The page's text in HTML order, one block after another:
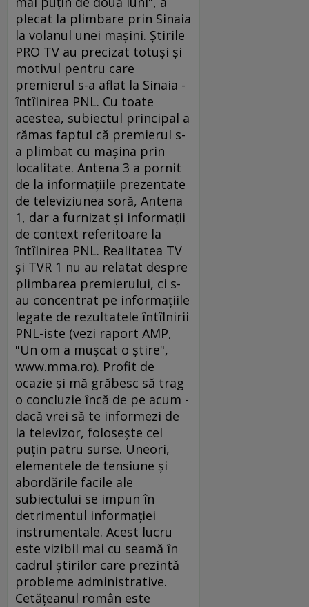
plecat la plimbare prin Sinaia
la volanul unei maşini. Ştirile
PRO TV au precizat totuşi şi
motivul pentru care
premierul s-a aflat la Sinaia -
întîlnirea PNL. Cu toate
acestea, subiectul principal a
rămas faptul că premierul s-
a plimbat cu maşina prin
localitate. Antena 3 a pornit
de la informaţiile prezentate
de televiziunea soră, Antena
1, dar a furnizat şi informaţii
de context referitoare la
întîlnirea PNL. Realitatea TV
şi TVR 1 nu au relatat despre
plimbarea premierului, ci s-
au concentrat pe informaţiile
legate de rezultatele întîlnirii
PNL-iste (vezi raport AMP,
"Un om a muşcat o ştire",
www.mma.ro). Profit de
ocazie şi mă grăbesc să trag
o concluzie încă de pe acum -
dacă vrei să te informezi de
la televizor, foloseşte cel
puţin patru surse. Uneori,
elementele de tensiune şi
abordările facile ale
subiectului se impun în
detrimentul informaţiei
instrumentale. Acest lucru
este vizibil mai cu seamă în
cadrul ştirilor care prezintă
probleme administrative.
Cetăţeanul român este